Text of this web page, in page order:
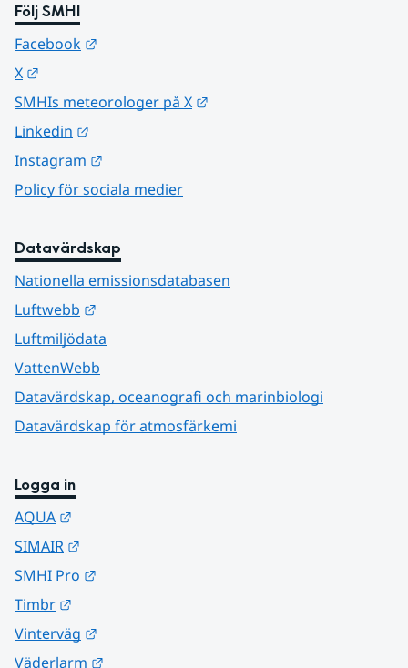
Följ SMHI
Facebook
X
SMHIs meteorologer på X
Linkedin
Instagram
Policy för sociala medier
Datavärdskap
Nationella emissionsdatabasen
Luftwebb
Luftmiljödata
VattenWebb
Datavärdskap, oceanografi och marinbiologi
Datavärdskap för atmosfärkemi
Logga in
AQUA
SIMAIR
SMHI Pro
Timbr
Vinterväg
Väderlarm